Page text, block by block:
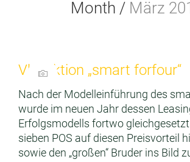
Month / März
Vkf-Aktion „smart forfour“
Nach der Modelleinführung des
wurde im neuen Jahr dessen
Erfolgsmodells fortwo
sieben POS auf diesen Preisvorteil
sowie den „großen“ Bruder ins Bild